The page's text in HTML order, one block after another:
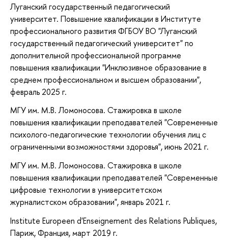
Луганский государственный педагогический
университет. Повышение квалификации в Институте
профессионального развития ФГБОУ ВО "Луганский
государственный педагогический университет" по
дополнительной профессиональной программе
повышения квалификации "Инклюзивное образование в
среднем профессиональном и высшем образовании",
февраль 2025 г.
МГУ им. М.В. Ломоносова. Стажировка в школе
повышения квалификации преподавателей "Современные
психолого-педагогические технологии обучения лиц с
ограниченными возможностями здоровья", июнь 2021 г.
МГУ им. М.В. Ломоносова. Стажировка в школе
повышения квалификации преподавателей "Современные
цифровые технологии в университетском
журналистском образовании", январь 2021 г.
Institute Europeen d'Enseignement des Relations Publiques,
Париж, Франция, март 2019 г.